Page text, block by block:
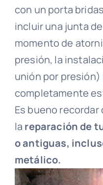
con un porta
incluir una junta
momento de
presión, la
unión por
completamente
Es bueno
la reparación de
o antiguas,
metálico.